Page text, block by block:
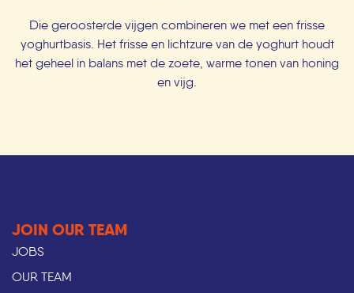
Die geroosterde vijgen combineren we met een frisse
yoghurtbasis. Het frisse en lichtzure van de yoghurt houdt
het geheel in balans met de zoete, warme tonen van honing
en vijg.
JOIN OUR TEAM
JOBS
OUR TEAM